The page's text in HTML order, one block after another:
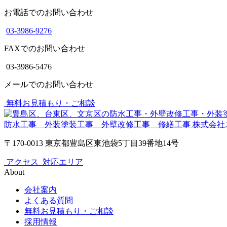
お電話でのお問い合わせ
03-3986-9276
FAXでのお問い合わせ
03-3986-5476
メールでのお問い合わせ
無料お見積もり・ご相談
防水工事 外装塗装工事 外壁改修工事 修繕工事 株式会社
〒170-0013 東京都豊島区東池袋5丁目39番地14号
アクセス 対応エリア
About
会社案内
よくある質問
無料お見積もり・ご相談
採用情報